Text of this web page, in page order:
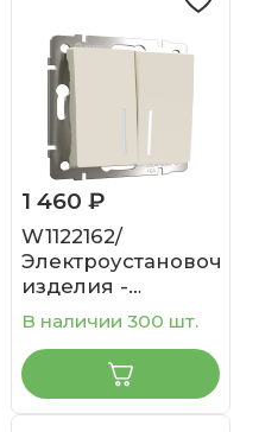
1 460 ₽
W1122162/
изделия -
Выключатель
двухклавишный
проходной с
подсветкой
(айвори матовый)
В наличии 300 шт.